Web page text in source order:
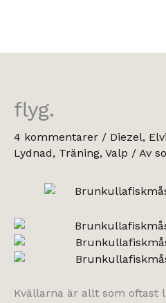
flyg.
4 kommentarer / Diezel,
Lydnad, Träning, Valp / Av
Kvällarna är allt som oftast